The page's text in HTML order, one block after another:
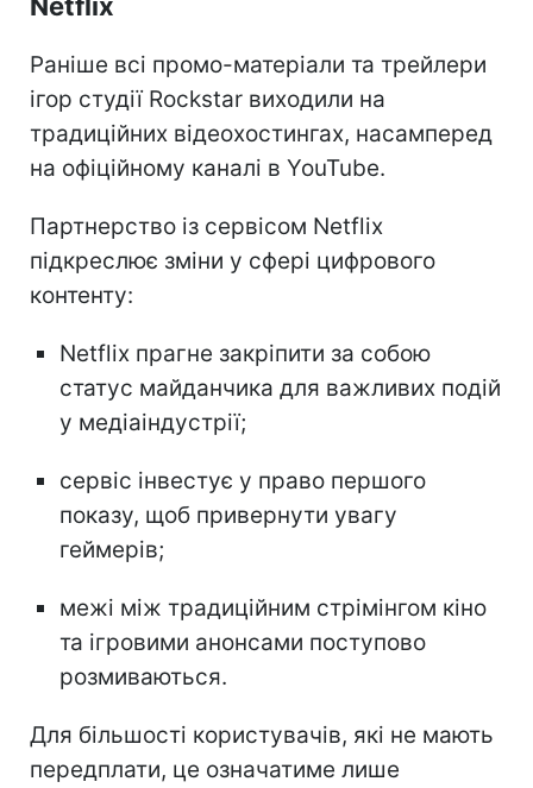
Раніше всі промо-матеріали та трейлери
ігор студії Rockstar виходили на
традиційних відеохостингах, насамперед
на офіційному каналі в YouTube.
Партнерство із сервісом Netflix
підкреслює зміни у сфері цифрового
контенту:
Netflix прагне закріпити за собою
статус майданчика для важливих подій
у медіаіндустрії;
сервіс інвестує у право першого
показу, щоб привернути увагу
геймерів;
межі між традиційним стрімінгом кіно
та ігровими анонсами поступово
розмиваються.
Для більшості користувачів, які не мають
передплати, це означатиме лише